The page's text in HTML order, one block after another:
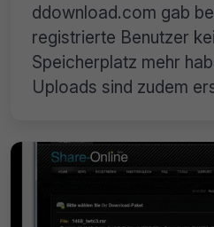
ddownload.com gab
registrierte Benutzer
Speicherplatz mehr
Uploads sind zudem